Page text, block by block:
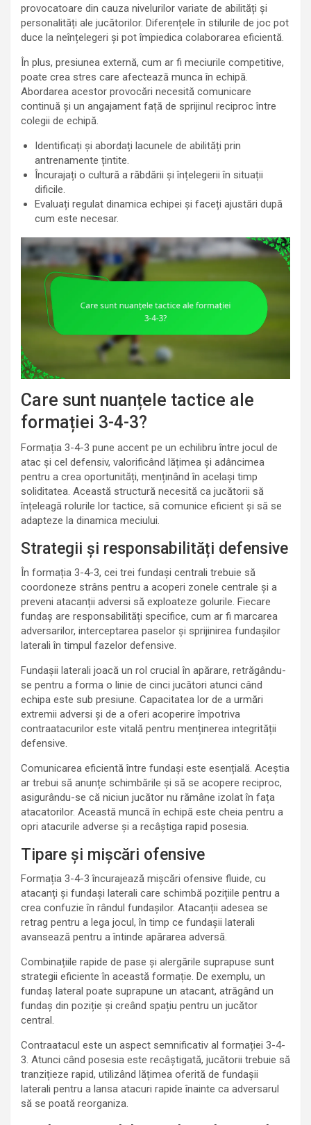
provocatoare din cauza nivelurilor variate de abilități și
personalități ale jucătorilor. Diferențele în stilurile de joc pot
duce la neînțelegeri și pot împiedica colaborarea eficientă.
În plus, presiunea externă, cum ar fi meciurile competitive,
poate crea stres care afectează munca în echipă.
Abordarea acestor provocări necesită comunicare
continuă și un angajament față de sprijinul reciproc între
colegii de echipă.
Identificați și abordați lacunele de abilități prin
antrenamente țintite.
Încurajați o cultură a răbdării și înțelegerii în situații
dificile.
Evaluați regulat dinamica echipei și faceți ajustări după
cum este necesar.
Care sunt nuanțele tactice ale
formației 3-4-3?
Formația 3-4-3 pune accent pe un echilibru între jocul de
atac și cel defensiv, valorificând lățimea și adâncimea
pentru a crea oportunități, menținând în același timp
soliditatea. Această structură necesită ca jucătorii să
înțeleagă rolurile lor tactice, să comunice eficient și să se
adapteze la dinamica meciului.
Strategii și responsabilități defensive
În formația 3-4-3, cei trei fundași centrali trebuie să
coordoneze strâns pentru a acoperi zonele centrale și a
preveni atacanții adversi să exploateze golurile. Fiecare
fundaș are responsabilități specifice, cum ar fi marcarea
adversarilor, interceptarea paselor și sprijinirea fundașilor
laterali în timpul fazelor defensive.
Fundașii laterali joacă un rol crucial în apărare, retrăgându-
se pentru a forma o linie de cinci jucători atunci când
echipa este sub presiune. Capacitatea lor de a urmări
extremii adversi și de a oferi acoperire împotriva
contraatacurilor este vitală pentru menținerea integrității
defensive.
Comunicarea eficientă între fundași este esențială. Aceștia
ar trebui să anunțe schimbările și să se acopere reciproc,
asigurându-se că niciun jucător nu rămâne izolat în fața
atacatorilor. Această muncă în echipă este cheia pentru a
opri atacurile adverse și a recâștiga rapid posesia.
Tipare și mișcări ofensive
Formația 3-4-3 încurajează mișcări ofensive fluide, cu
atacanți și fundași laterali care schimbă pozițiile pentru a
crea confuzie în rândul fundașilor. Atacanții adesea se
retrag pentru a lega jocul, în timp ce fundașii laterali
avansează pentru a întinde apărarea adversă.
Combinațiile rapide de pase și alergările suprapuse sunt
strategii eficiente în această formație. De exemplu, un
fundaș lateral poate suprapune un atacant, atrăgând un
fundaș din poziție și creând spațiu pentru un jucător
central.
Contraatacul este un aspect semnificativ al formației 3-4-
3. Atunci când posesia este recâștigată, jucătorii trebuie să
tranzițieze rapid, utilizând lățimea oferită de fundașii
laterali pentru a lansa atacuri rapide înainte ca adversarul
să se poată reorganiza.